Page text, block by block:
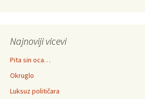
Najnoviji vicevi
Pita sin oca…
Okruglo
Luksuz političara